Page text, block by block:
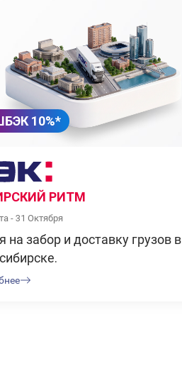
10%*
РИТМ
- 31 Октября
на забор и доставку грузов в